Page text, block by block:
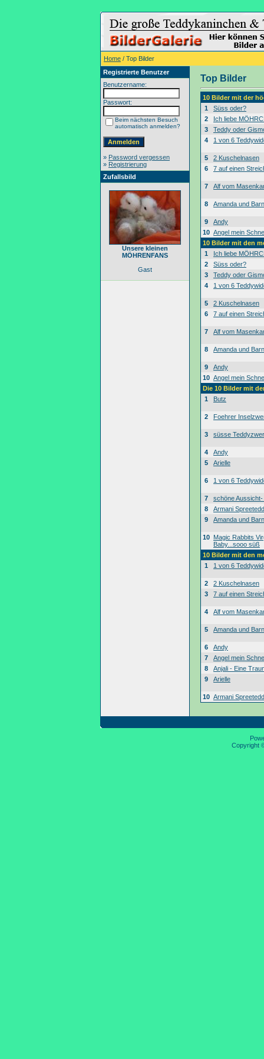
Home / Top Bilder
Registrierte Benutzer
Benutzername:
Passwort:
Beim nächsten Besuch
automatisch anmelden?
» Password vergessen
» Registrierung
Zufallsbild
Unsere kleinen
MÖHRENFANS
Gast
Top Bilder
10 Bilder mit der
1
Süss oder?
2
Ich liebe
3
Teddy oder
4
1 von 6
5
2 Kuschelnasen
6
7 auf einen
7 Alf vom
8 Amanda und
9
Andy
10 Angel mein
10 Bilder mit den
1
Ich liebe
2
Süss oder?
3
Teddy oder
4
1 von 6
5
2 Kuschelnasen
6
7 auf einen
7 Alf vom
8 Amanda und
9
Andy
10 Angel mein
Die 10 Bilder mit
1
Butz
2 Foehrer
3 süsse
4
Andy
5
Arielle
6 1 von 6
7
schöne
8
Armani
9
Amanda und
10 Magic Rabbits
Baby...sooo süß
10 Bilder mit den
1
1 von 6
2
2 Kuschelnasen
3
7 auf einen
4 Alf vom
5 Amanda und
6
Andy
7
Angel mein
8
Anjali - Eine
9
Arielle
10 Armani
Copyright